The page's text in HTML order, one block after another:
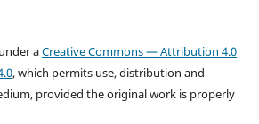
aCreative Commons — Attribution 4.0
, which permits use, distribution and
provided the original work is properly